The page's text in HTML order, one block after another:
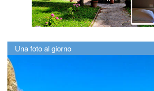
Una foto al giorno